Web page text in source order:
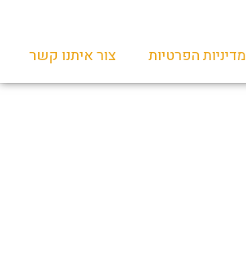
מדיניות הפרטיות צור איתנו קשר